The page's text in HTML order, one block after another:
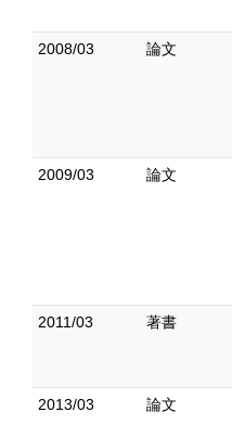
2008/03 論文
2009/03 論文
2011/03 著書
2013/03 論文